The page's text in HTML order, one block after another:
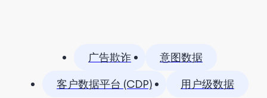
广告欺诈
意图数据
客户数据平台 (CDP)
用户级数据